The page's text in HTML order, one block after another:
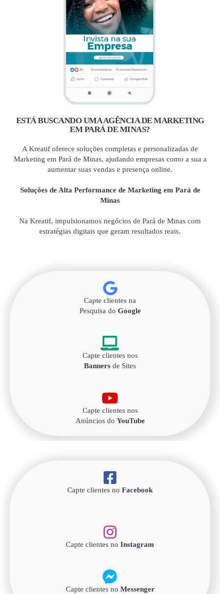
ESTÁ BUSCANDO UMA AGÊNCIA DE MARKETING
EM PARÁ DE MINAS?
A Kreatif oferece soluções completas e personalizadas de
Marketing em Pará de Minas, ajudando empresas como a sua a
aumentar suas vendas e presença online.
Soluções de Alta Performance de Marketing em Pará de
Minas
Na Kreatif, impulsionamos negócios de Pará de Minas com
estratégias digitais que geram resultados reais.
Capte clientes na
Pesquisa do Google
Capte clientes nos
Banners de Sites
Capte clientes nos
Anúncios do YouTube
Capte clientes no Facebook
Capte clientes no Instagram
Capte clientes no Messenger